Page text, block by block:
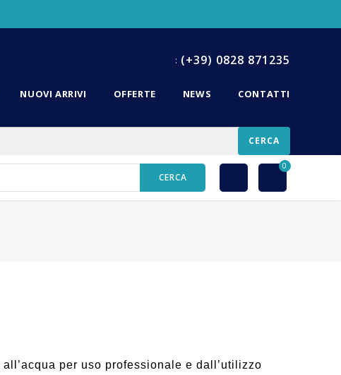
: (+39) 0828 871235
NUOVI ARRIVI OFFERTE NEWS CONTATTI
CERCA
CERCA
0
per uso professionale e dall’utilizzo